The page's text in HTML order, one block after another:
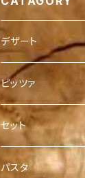
デザート
ホールケーキ
チーズケーキ
ピッツァ
2枚セット
４枚セット
セット
パスタ